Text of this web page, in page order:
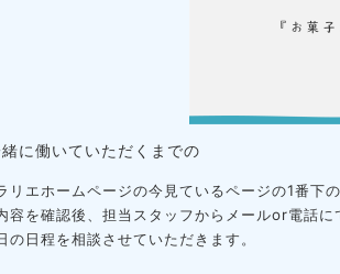
に働いていただくまでの
リエホームページの今見ているページの1番下
容を確認後、担当スタッフからメールor電話に
の日程を相談させていただきます。